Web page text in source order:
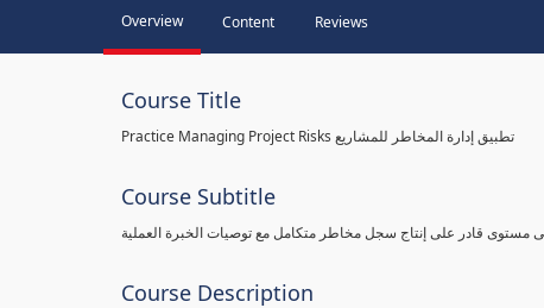
Overview Content Reviews
Course Title
Practice Managing Project Risks تطبيق إدارة المخاطر للمشاريع
Course Subtitle
مستوى قادر على إنتاج سجل مخاطر متكامل مع توصيات الخبرة العملية
Course Description